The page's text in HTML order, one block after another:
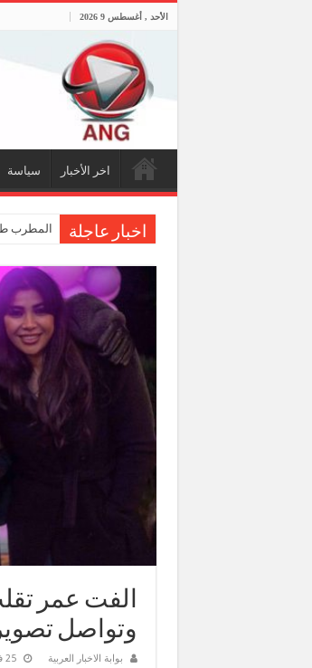
الأحد , أغسطس 9 2026
اخر الأخبار سياسة
اخبار عاجلة المطرب
الفت عمر
وتواصل
بوابة الاخبار العربية 25 فبراير، 2025